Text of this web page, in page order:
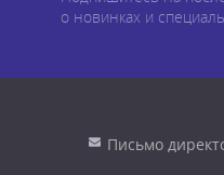
о новинках и
Письмо